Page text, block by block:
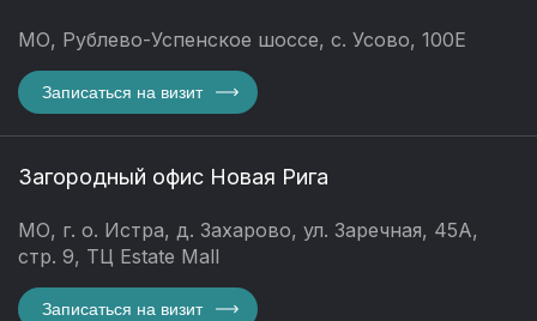
МО, Рублево-Успенское шоссе, с. Усово, 100Е
Записаться на визит
Загородный офис Новая Рига
МО, г. о. Истра, д. Захарово, ул. Заречная, 45А,
стр. 9, ТЦ Estate Mall
Записаться на визит